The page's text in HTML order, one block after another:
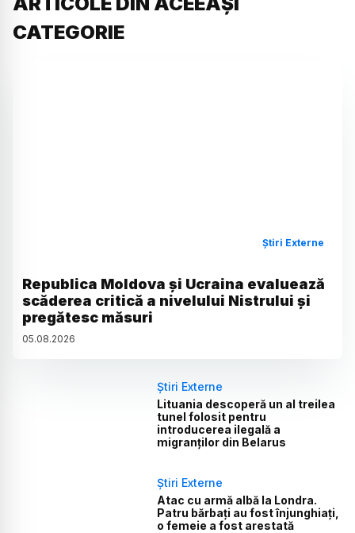
CATEGORIE
Știri Externe
Republica Moldova și Ucraina evaluează
scăderea critică a nivelului Nistrului și
pregătesc măsuri
05.08.2026
Știri Externe
Lituania descoperă un al treilea
tunel folosit pentru
introducerea ilegală a
migranților din Belarus
Știri Externe
Atac cu armă albă la Londra.
Patru bărbați au fost înjunghiați,
o femeie a fost arestată